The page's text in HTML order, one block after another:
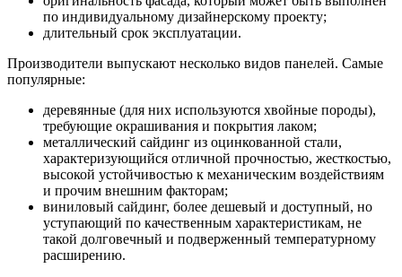
по индивидуальному дизайнерскому проекту;
длительный срок эксплуатации.
Производители выпускают несколько видов панелей. Самые
популярные:
деревянные (для них используются хвойные породы),
требующие окрашивания и покрытия лаком;
металлический сайдинг из оцинкованной стали,
характеризующийся отличной прочностью, жесткостью,
высокой устойчивостью к механическим воздействиям
и прочим внешним факторам;
виниловый сайдинг, более дешевый и доступный, но
уступающий по качественным характеристикам, не
такой долговечный и подверженный температурному
расширению.